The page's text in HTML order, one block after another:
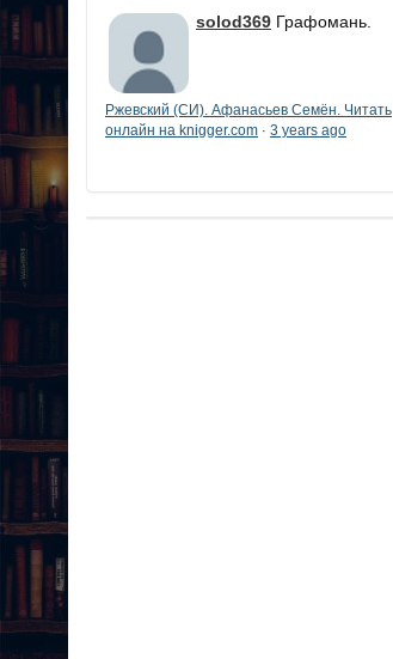
solod369 Графомань.
Ржевский (СИ). Афанасьев Семён. Читать
онлайн на knigger.com · 3 years ago